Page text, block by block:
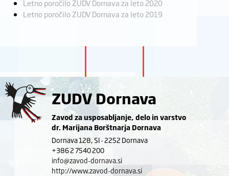
Letno poročilo ZUDV Dornava za leto 2020
Letno poročilo ZUDV Dornava za leto 2019
ZUDV Dornava
Zavod za usposabljanje, delo in varstvo
dr. Marijana Borštnarja Dornava
Dornava 128, SI - 2252 Dornava
+386 2 7540 200
info@zavod-dornava.si
http://www.zavod-dornava.si